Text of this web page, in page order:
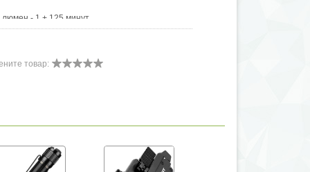
- 1 + 125 минут
лазер 1120~500 люмен - 1 + 125 минут
- 240 минут
х 36.5 мм (диаметр головы).
товар: